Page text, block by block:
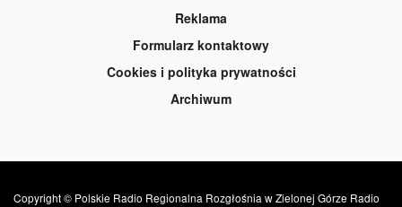
Reklama
Formularz kontaktowy
Cookies i polityka prywatności
Archiwum
Copyright © Polskie Radio Regionalna Rozgłośnia w Zielonej Górze Radio